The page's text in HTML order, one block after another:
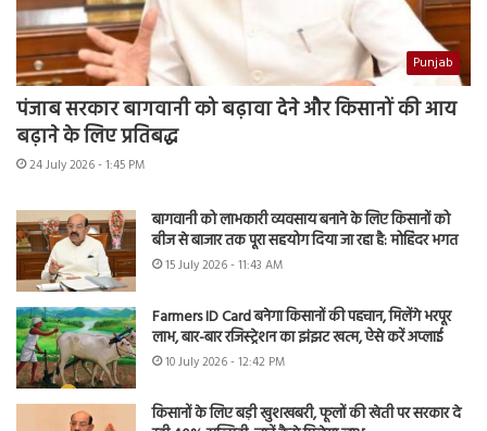
Punjab
पंजाब सरकार बागवानी को बढ़ावा देने और किसानों की आय
बढ़ाने के लिए प्रतिबद्ध
24 July 2026 - 1:45 PM
बागवानी को लाभकारी व्यवसाय बनाने के लिए किसानों को
बीज से बाजार तक पूरा सहयोग दिया जा रहा है: मोहिंदर भगत
15 July 2026 - 11:43 AM
Farmers ID Card बनेगा किसानों की पहचान, मिलेंगे भरपूर
लाभ, बार-बार रजिस्ट्रेशन का झंझट खत्म, ऐसे करें अप्लाई
10 July 2026 - 12:42 PM
किसानों के लिए बड़ी खुशखबरी, फूलों की खेती पर सरकार दे